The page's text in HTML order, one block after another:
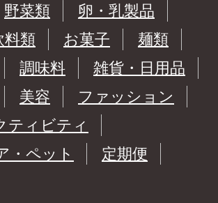
野菜類
卵・乳製品
料類 お菓子
麺類
調味料
雑貨・日用品
美容
ファッション
ティビティ
・ペット
定期便